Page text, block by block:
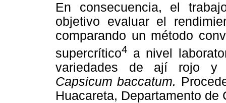
En consecuencia, el
objetivo evaluar el
comparando un método
supercrítico4 a nivel
variedades de ají rojo y
Capsicum baccatum.
Huacareta, Departamento de